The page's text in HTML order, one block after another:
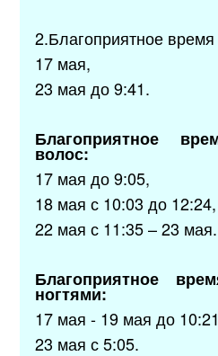
2.Благоприятное
17 мая,
23 мая до 9:41.
Благоприятное
волос:
17 мая до 9:05,
18 мая с 10:03 до 12:24,
22 мая с 11:35 – 23 мая.
Благоприятное
ногтями:
17 мая - 19 мая до
23 мая с 5:05.